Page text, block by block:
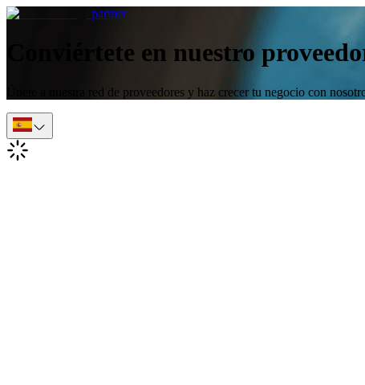
partner
Conviértete en nuestro
Únete a nuestra red de proveedores y haz crecer tu negocio con